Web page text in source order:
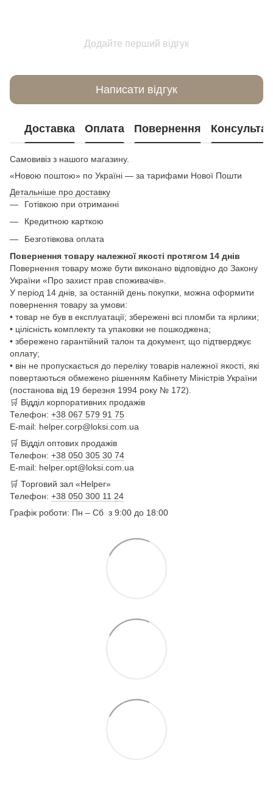
Додайте перший відгук
Написати відгук
Доставка Оплата Повернення
Самовивіз з нашого магазину.
«Новою поштою» по Україні — за тарифами Нової Пошти
Детальніше про доставку
Готівкою при отриманні
Кредитною карткою
Безготівкова оплата
Повернення товару належної якості протягом 14 днів
Повернення товару може бути виконано відповідно до Закону
України «Про захист прав споживачів».
У період 14 днів, за останній день покупки, можна оформити
повернення товару за умови:
• товар не був в експлуатації; збережені всі пломби та ярлики;
• цілісність комплекту та упаковки не пошкоджена;
• збережено гарантійний талон та документ, що підтверджує
оплату;
• він не пропускається до переліку товарів належної якості, які
повертаються обмежено рішенням Кабінету Міністрів України
(постанова від 19 березня 1994 року № 172).
🛒 Відділ корпоративних продажів
Телефон: +38 067 579 91 75
E-mail: helper.corp@loksi.com.ua
🛒 Відділ оптових продажів
Телефон: +38 050 305 30 74
E-mail: helper.opt@loksi.com.ua
🛒 Торговий зал «Helper»
Телефон: +38 050 300 11 24
Графік роботи: Пн – Сб з 9:00 до 18:00